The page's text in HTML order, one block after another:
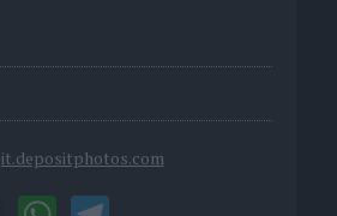
it.depositphotos.com